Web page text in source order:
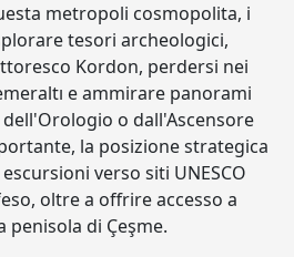
metropoli cosmopolita, i
tesori archeologici,
Kordon, perdersi nei
e ammirare panorami
o dall'Ascensore
la posizione strategica
verso siti UNESCO
oltre a offrire accesso a
penisola di Çeşme.